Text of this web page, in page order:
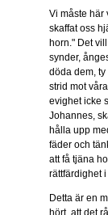
Vi måste här
skaffat oss
horn." Det
synder,
döda dem,
strid mot
evighet icke
Johannes,
hålla upp
fäder och
att få tjäna
rättfärdighet
Detta är en
hört, att det